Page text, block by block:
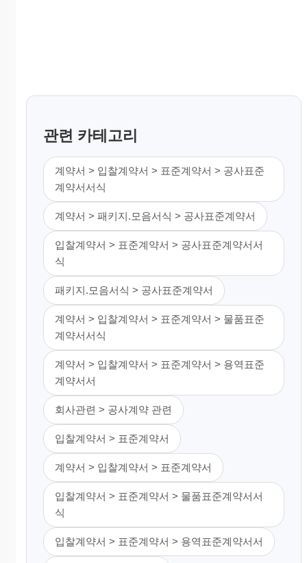
관련 카테고리
계약서 > 입찰계약서 > 표준계약서 > 공사표준
계약서서식
계약서 > 패키지.모음서식 > 공사표준계약서
입찰계약서 > 표준계약서 > 공사표준계약서서
식
패키지.모음서식 > 공사표준계약서
계약서 > 입찰계약서 > 표준계약서 > 물품표준
계약서서식
계약서 > 입찰계약서 > 표준계약서 > 용역표준
계약서서
회사관련 > 공사계약 관련
입찰계약서 > 표준계약서
계약서 > 입찰계약서 > 표준계약서
입찰계약서 > 표준계약서 > 물품표준계약서서
식
입찰계약서 > 표준계약서 > 용역표준계약서서